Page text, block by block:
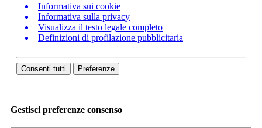
Informativa sui cookie
Informativa sulla privacy
Visualizza il testo legale completo
Definizioni di profilazione pubblicitaria
Consenti tutti Preferenze
Gestisci preferenze consenso